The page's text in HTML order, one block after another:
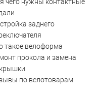
заднего
такое велоформа
прокола и замена
по велотоварам